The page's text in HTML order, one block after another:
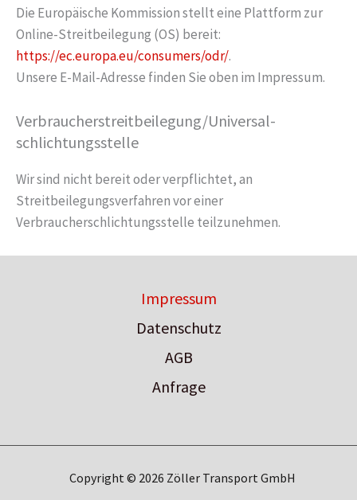
Die Europäische Kommission stellt eine Plattform zur
Online-Streitbeilegung (OS) bereit:
https://ec.europa.eu/consumers/odr/.
Unsere E-Mail-Adresse finden Sie oben im Impressum.
Verbraucher­streit­beilegung/Universal­
schlichtungs­stelle
Wir sind nicht bereit oder verpflichtet, an
Streitbeilegungsverfahren vor einer
Verbraucherschlichtungsstelle teilzunehmen.
Impressum
Datenschutz
AGB
Anfrage
Copyright © 2026 Zöller Transport GmbH